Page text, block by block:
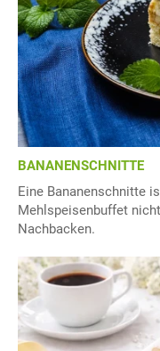
BANANENSCHNITTE
Eine Bananenschnitte
Mehlspeisenbuffet
Nachbacken.